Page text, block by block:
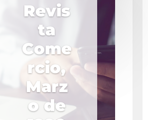
Revis
ta
Come
rcio,
Marz
o de